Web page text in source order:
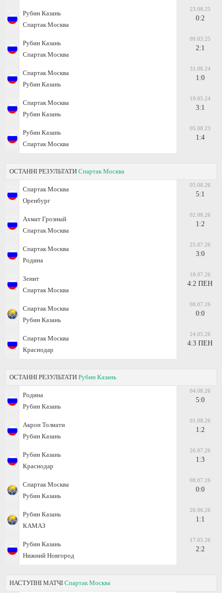
Рубин Казань
Спартак Москва
23.08.25
0:2
Рубин Казань
Спартак Москва
09.03.25
2:1
Спартак Москва
Рубин Казань
31.08.24
1:0
Спартак Москва
Рубин Казань
19.05.24
3:1
Рубин Казань
Спартак Москва
05.08.23
1:4
ОСТАННІ РЕЗУЛЬТАТИ Спартак Москва
Спартак Москва
Оренбург
05.08.26
5:1
Ахмат Грозный
Спартак Москва
02.08.26
1:2
Спартак Москва
Родина
25.07.26
3:0
Зенит
Спартак Москва
18.07.26
4:2 ПЕН
Спартак Москва
Рубин Казань
08.07.26
0:0
Спартак Москва
Краснодар
24.05.26
4:3 ПЕН
ОСТАННІ РЕЗУЛЬТАТИ Рубин Казань
Родина
Рубин Казань
04.08.26
5:0
Акрон Толиати
Рубин Казань
01.08.26
1:2
Рубин Казань
Краснодар
26.07.26
1:3
Спартак Москва
Рубин Казань
08.07.26
0:0
Рубин Казань
КАМАЗ
26.06.26
1:1
Рубин Казань
Нижний Новгород
17.05.26
2:2
НАСТУПНІ МАТЧІ Спартак Москва